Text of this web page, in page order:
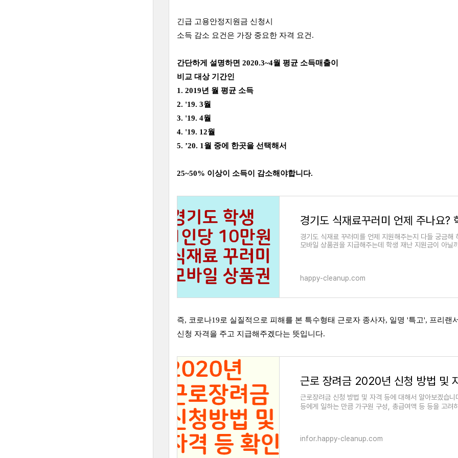
긴급 고용안정지원금 신청시
소득 감소 요건은 가장 중요한 자격 요건.
간단하게 설명하면 2020.3~4월 평균 소득매출이
비교 대상 기간인
1. 2019년 월 평균 소득
2. '19. 3월
3. '19. 4월
4. '19. 12월
5. ’20. 1월 중에 한곳을 선택해서
25~50% 이상이 소득이 감소해야합니다.
경기도 식재료 꾸러미를 언제 지원해주는지 다들 궁금
모바일 상품권을 지급해주는데 학생 재난 지원금이 아닐
happy-cleanup.com
즉, 코로나19로 실질적으로 피해를 본 특수형태 근로자 종사자, 일명 '특고', 프리
신청 자격을 주고 지급해주겠다는 뜻입니다.
근로장려금 신청 방법 및 자격 등에 대해서 알아보겠습
등에게 일하는 만큼 가구원 구성, 총급여액 등 등을 고
infor.happy-cleanup.com